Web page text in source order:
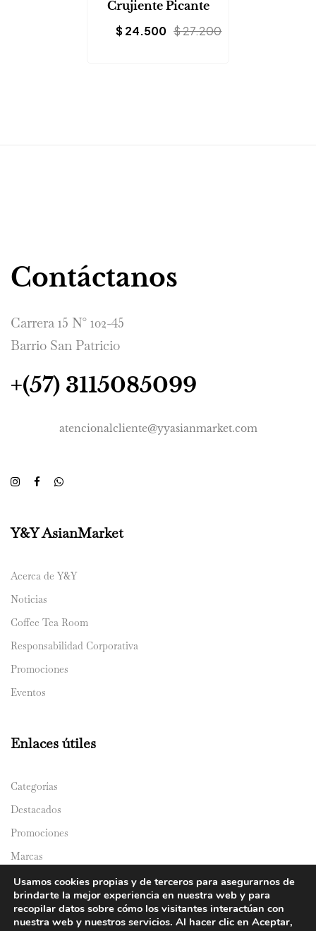
Crujiente Picante
$27.200
$24.500
Contáctanos
Carrera 15 N° 102-45
Barrio San Patricio
+(57) 3115085099
atencionalcliente@yyasianmarket.com
Y&Y AsianMarket
Acerca de Y&Y
Noticias
Coffee Tea Room
Responsabilidad Corporativa
Promociones
Eventos
Enlaces útiles
Categorías
Destacados
Promociones
Marcas
Catálogos
Domicilios
Usamos cookies propias y de terceros para asegurarnos de
brindarte la mejor experiencia en nuestra web y para
recopilar datos sobre cómo los visitantes interactúan con
nuestra web y nuestros servicios. Al hacer clic en Aceptar,